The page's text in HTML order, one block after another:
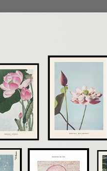
Smuk og poetisk Bea Muller
ud over horisonten. Hun er
det? Over hende flyver
indfanger et smukt og roligt
Ved havet finder vi ro og
fordybelse. Plads til bare at
understreges af den sarte
dog ikke blot statisk. Der er
yogaagtige bevægelser og
Plakaten “Seaside” er skabt
hollandsk/tysk illustrator.
værker kredser sig ofte om